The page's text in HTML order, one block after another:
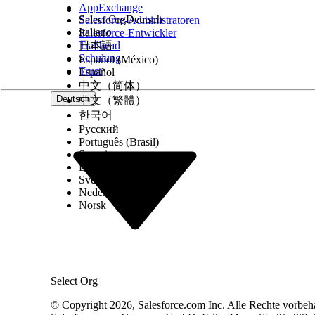
Service-Antworten: Dieser Vorgang verfolgt die
Arbeitsübersichten (ohne E-Mail): Kanäle wie
gekennzeichnet sind.
Arbeitsübersichten (E-Mail): AHT wird nicht für E-
Grundlegendes zur Berechnung des ESAT durch
ESAT zeigt, wie zufrieden Ihre Servicemitarbeiter
aus direktem Feedback, beispielsweise Daumen
gibt an, dass Servicemitarbeiter effizient
höherer Kundenzufriedenheit führt. Durch die
Funktionsaufforderungen und Einstellungen
ESAT-Berechnungen variieren je nach AI-Funktion.
Service-Antworten für Messaging:
AppExchange
Salesforce-Administratoren
Salesforce-Entwickler
Trailhead
Schulung
Trust
Deutsch
Select Org
Select OrgDeutsch
Italiano
日本語
Español (México)
Español
中文（简体）
中文（繁體）
한국어
Русский
Português (Brasil)
Suomi
Dansk
Svenska
Nederlands
Norsk
© Copyright 2026, Salesforce.com Inc. Alle Rechte